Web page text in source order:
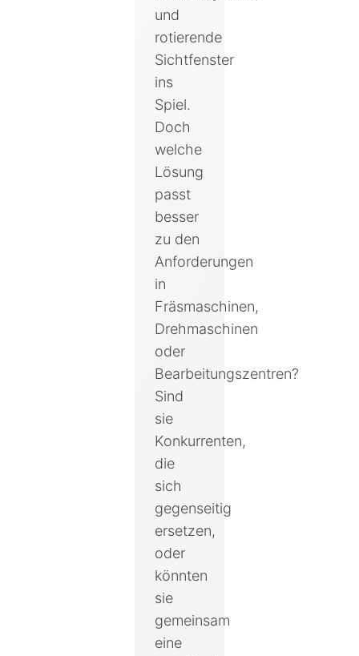
und
rotierende
Sichtfenster
ins
Spiel.
Doch
welche
Lösung
passt
besser
zu den
Anforderungen
in
Fräsmaschinen,
Drehmaschinen
oder
Bearbeitungszentren?
Sind
sie
Konkurrenten,
die
sich
gegenseitig
ersetzen,
oder
könnten
sie
gemeinsam
eine